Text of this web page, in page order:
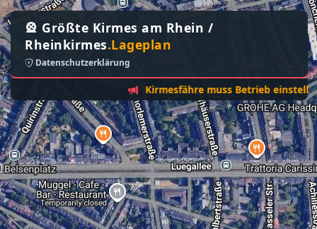
🎡 Größte Kirmes am Rhein /
Rheinkirmes.Lageplan
Datenschutzerklärung
Kirmesfähre muss Betrieb einstellen -